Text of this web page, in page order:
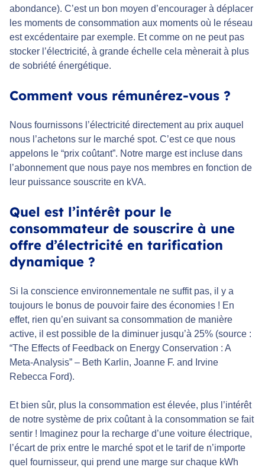
abondance). C’est un bon moyen d’encourager à déplacer
les moments de consommation aux moments où le réseau
est excédentaire par exemple. Et comme on ne peut pas
stocker l’électricité, à grande échelle cela mènerait à plus
de sobriété énergétique.
Comment vous rémunérez-vous ?
Nous fournissons l’électricité directement au prix auquel
nous l’achetons sur le marché spot. C’est ce que nous
appelons le “prix coûtant”. Notre marge est incluse dans
l’abonnement que nous paye nos membres en fonction de
leur puissance souscrite en kVA.
Quel est l’intérêt pour le
consommateur de souscrire à une
offre d’électricité en tarification
dynamique ?
Si la conscience environnementale ne suffit pas, il y a
toujours le bonus de pouvoir faire des économies ! En
effet, rien qu’en suivant sa consommation de manière
active, il est possible de la diminuer jusqu’à 25% (source :
“The Effects of Feedback on Energy Conservation : A
Meta-Analysis” – Beth Karlin, Joanne F. and Irvine
Rebecca Ford).
Et bien sûr, plus la consommation est élevée, plus l’intérêt
de notre système de prix coûtant à la consommation se fait
sentir ! Imaginez pour la recharge d’une voiture électrique,
l’écart de prix entre le marché spot et le tarif de n’importe
quel fournisseur, qui prend une marge sur chaque kWh